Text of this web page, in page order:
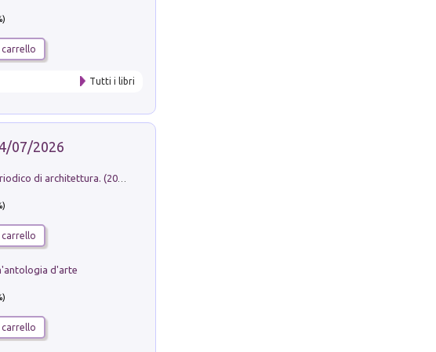
carrello
Tutti i libri
07/2026
carrello
d'arte
carrello